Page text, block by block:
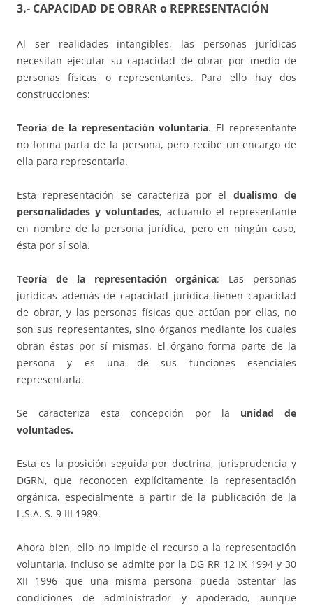
3.- CAPACIDAD DE OBRAR o REPRESENTACIÓN
Al ser realidades intangibles, las personas jurídicas
necesitan ejecutar su capacidad de obrar por medio de
personas físicas o representantes. Para ello hay dos
construcciones:
Teoría de la representación voluntaria. El representante
no forma parta de la persona, pero recibe un encargo de
ella para representarla.
Esta representación se caracteriza por el dualismo de
personalidades y voluntades, actuando el representante
en nombre de la persona jurídica, pero en ningún caso,
ésta por sí sola.
Teoría de la representación orgánica: Las personas
jurídicas además de capacidad jurídica tienen capacidad
de obrar, y las personas físicas que actúan por ellas, no
son sus representantes, sino órganos mediante los cuales
obran éstas por sí mismas. El órgano forma parte de la
persona y es una de sus funciones esenciales
representarla.
Se caracteriza esta concepción por la unidad de
voluntades.
Esta es la posición seguida por doctrina, jurisprudencia y
DGRN, que reconocen explícitamente la representación
orgánica, especialmente a partir de la publicación de la
L.S.A. S. 9 III 1989.
Ahora bien, ello no impide el recurso a la representación
voluntaria. Incluso se admite por la DG RR 12 IX 1994 y 30
XII 1996 que una misma persona pueda ostentar las
condiciones de administrador y apoderado, aunque